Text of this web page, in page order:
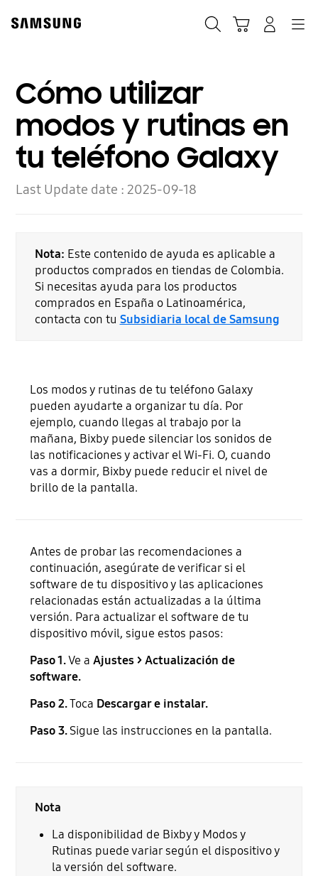
content
Cómo utilizar
modos y rutinas en
tu teléfono Galaxy
Last Update date :2025-09-18
Nota: Este contenido de ayuda es aplicable a
productos comprados en tiendas de Colombia.
Si necesitas ayuda para los productos
comprados en España o Latinoamérica,
contacta con tu Subsidiaria local de Samsung
Los modos y rutinas de tu teléfono Galaxy
pueden ayudarte a organizar tu día. Por
ejemplo, cuando llegas al trabajo por la
mañana, Bixby puede silenciar los sonidos de
las notificaciones y activar el Wi-Fi. O, cuando
vas a dormir, Bixby puede reducir el nivel de
brillo de la pantalla.
Antes de probar las recomendaciones a
continuación, asegúrate de verificar si el
software de tu dispositivo y las aplicaciones
relacionadas están actualizadas a la última
versión. Para actualizar el software de tu
dispositivo móvil, sigue estos pasos:
Paso 1.Ve aAjustes > Actualización de
software.
Paso 2.Toca Descargar e instalar.
Paso 3.Sigue las instrucciones en la pantalla.
Nota
La disponibilidad de Bixby y Modos y
Rutinas puede variar según el dispositivo y
la versión del software.